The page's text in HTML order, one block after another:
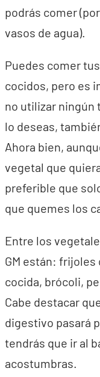
podrás comer
vasos de agua).
Puedes comer
cocidos, pero es
no utilizar ningún
lo deseas,
Ahora bien,
vegetal que
preferible que
que quemes los
Entre los
GM están: frijoles
cocida, brócoli,
Cabe destacar
digestivo pasará
tendrás que ir al
acostumbras.